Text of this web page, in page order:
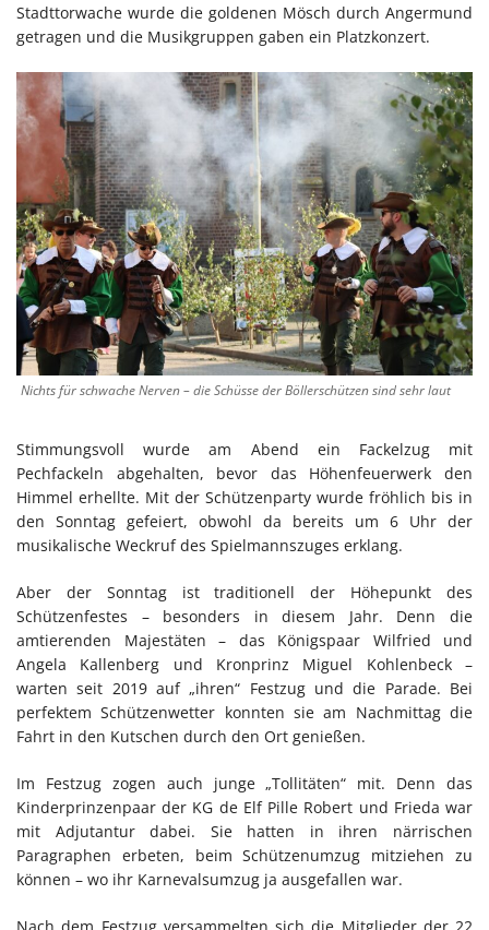
Stadttorwache wurde die goldenen Mösch durch Angermund
getragen und die Musikgruppen gaben ein Platzkonzert.
Nichts für schwache Nerven – die Schüsse der Böllerschützen sind sehr laut
Stimmungsvoll wurde am Abend ein Fackelzug mit
Pechfackeln abgehalten, bevor das Höhenfeuerwerk den
Himmel erhellte. Mit der Schützenparty wurde fröhlich bis in
den Sonntag gefeiert, obwohl da bereits um 6 Uhr der
musikalische Weckruf des Spielmannszuges erklang.
Aber der Sonntag ist traditionell der Höhepunkt des
Schützenfestes – besonders in diesem Jahr. Denn die
amtierenden Majestäten – das Königspaar Wilfried und
Angela Kallenberg und Kronprinz Miguel Kohlenbeck –
warten seit 2019 auf „ihren“ Festzug und die Parade. Bei
perfektem Schützenwetter konnten sie am Nachmittag die
Fahrt in den Kutschen durch den Ort genießen.
Im Festzug zogen auch junge „Tollitäten“ mit. Denn das
Kinderprinzenpaar der KG de Elf Pille Robert und Frieda war
mit Adjutantur dabei. Sie hatten in ihren närrischen
Paragraphen erbeten, beim Schützenumzug mitziehen zu
können – wo ihr Karnevalsumzug ja ausgefallen war.